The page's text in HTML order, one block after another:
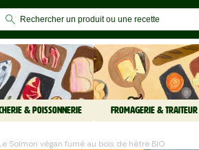
& POISSONNERIE FROMAGERIE & TRAITEUR
Le Solmon végan fumé au bois de hêtre BIO